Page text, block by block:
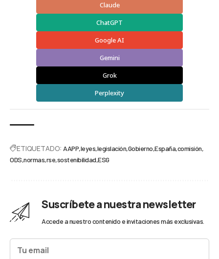
Claude
ChatGPT
Google AI
Gemini
Grok
Perplexity
ETIQUETADO: AAPP leyes legislación Gobierno España comisión
ODS normas rse sostenibilidad ESG
Suscríbete a nuestra newsletter
Accede a nuestro contenido e invitaciones más exclusivas.